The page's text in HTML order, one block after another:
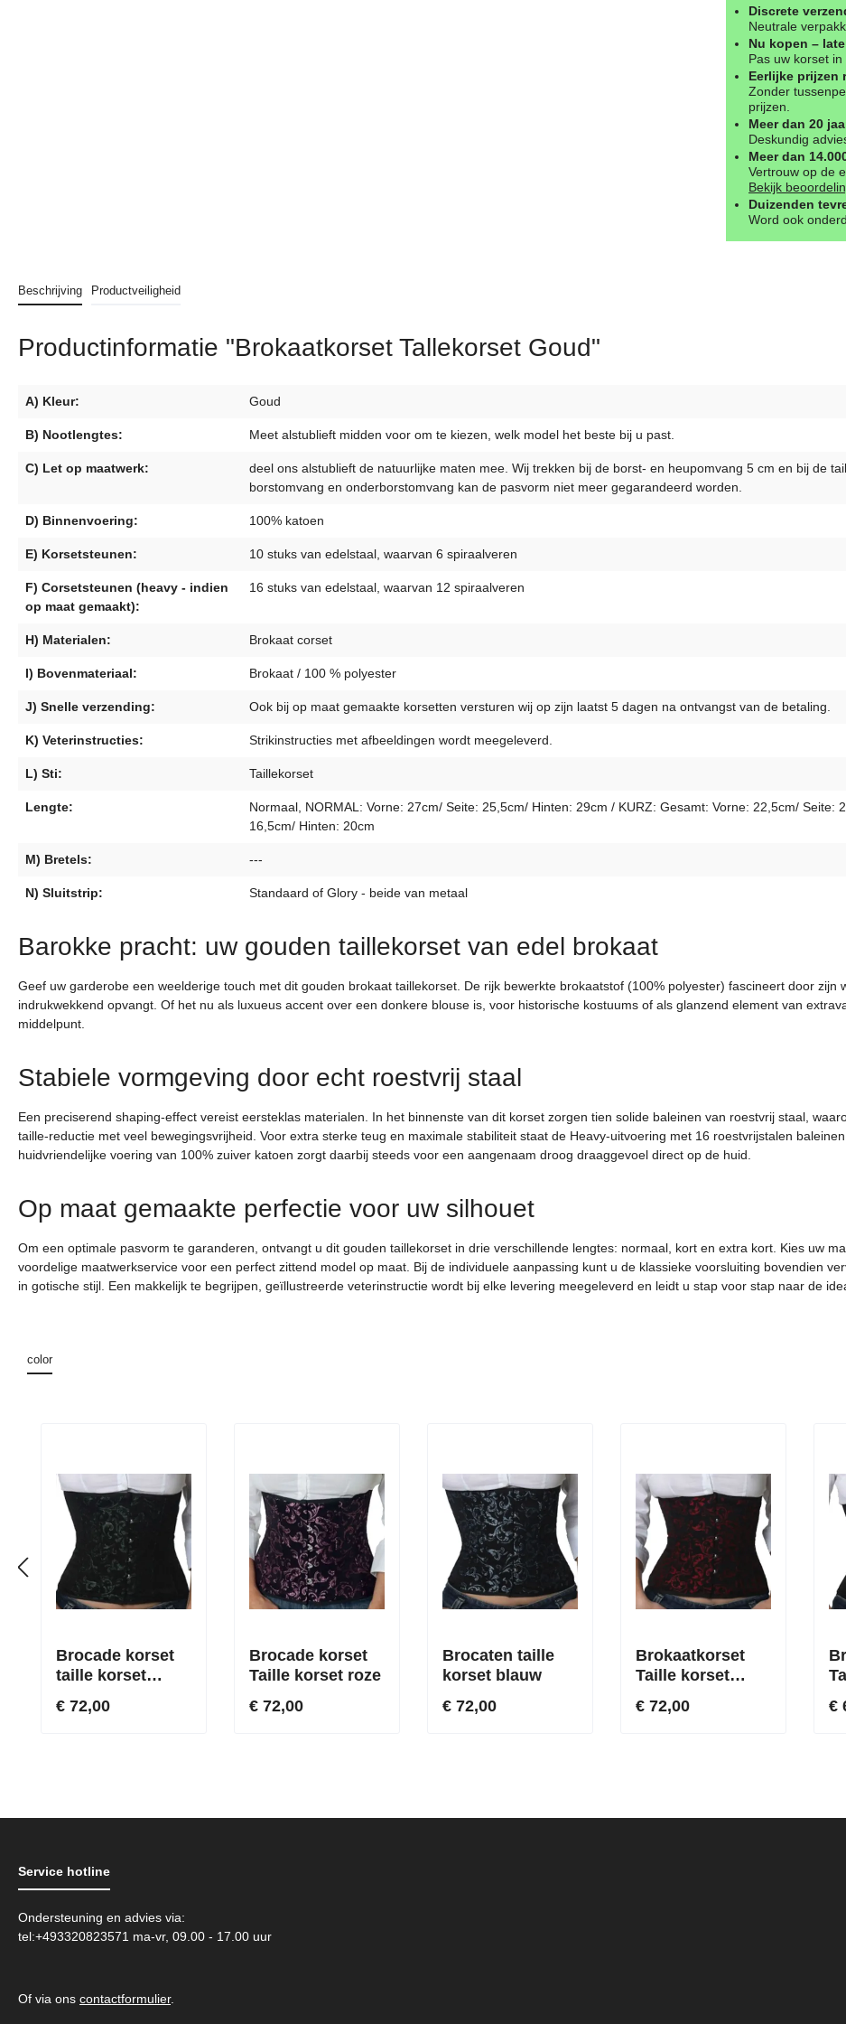
Discrete
Neutrale
Nu kopen –
Pas uw korset
Eerlijke prijzen
Zonder
prijzen.
Meer dan 20
Deskundig
Meer dan
Vertrouw op de
Bekijk
Duizenden
Word ook
Beschrijving Productveiligheid
Productinformatie "Brokaatkorset Tallekorset Goud"
A) Kleur: Goud
B) Nootlengtes: Meet alstublieft midden voor om te kiezen, welk model het beste bij u past.
C) Let op maatwerk:
deel ons alstublieft de natuurlijke maten mee. Wij trekken bij de borst- en heupomvang 5 cm en bij de
borstomvang en onderborstomvang kan de pasvorm niet meer gegarandeerd worden.
D) Binnenvoering: 100% katoen
E) Korsetsteunen: 10 stuks van edelstaal, waarvan 6 spiraalveren
F) Corsetsteunen (heavy - indien
op maat gemaakt):
16 stuks van edelstaal, waarvan 12 spiraalveren
H) Materialen: Brokaat corset
I) Bovenmateriaal: Brokaat / 100 % polyester
J) Snelle verzending: Ook bij op maat gemaakte korsetten versturen wij op zijn laatst 5 dagen na ontvangst van de betaling.
K) Veterinstructies: Strikinstructies met afbeeldingen wordt meegeleverd.
L) Sti: Taillekorset
Lengte:
Normaal, NORMAL: Vorne: 27cm/ Seite: 25,5cm/ Hinten: 29cm / KURZ: Gesamt: Vorne: 22,5cm/ Seite:
16,5cm/ Hinten: 20cm
M) Bretels: ---
N) Sluitstrip: Standaard of Glory - beide van metaal
Barokke pracht: uw gouden taillekorset van edel brokaat
Geef uw garderobe een weelderige touch met dit gouden brokaat taillekorset. De rijk bewerkte brokaatstof (100% polyester) fascineert door zijn
indrukwekkend opvangt. Of het nu als luxueus accent over een donkere blouse is, voor historische kostuums of als glanzend element van
middelpunt.
Stabiele vormgeving door echt roestvrij staal
Een preciserend shaping-effect vereist eersteklas materialen. In het binnenste van dit korset zorgen tien solide baleinen van roestvrij staal,
taille-reductie met veel bewegingsvrijheid. Voor extra sterke teug en maximale stabiliteit staat de Heavy-uitvoering met 16 roestvrijstalen
huidvriendelijke voering van 100% zuiver katoen zorgt daarbij steeds voor een aangenaam droog draaggevoel direct op de huid.
Op maat gemaakte perfectie voor uw silhouet
Om een optimale pasvorm te garanderen, ontvangt u dit gouden taillekorset in drie verschillende lengtes: normaal, kort en extra kort. Kies uw
voordelige maatwerkservice voor een perfect zittend model op maat. Bij de individuele aanpassing kunt u de klassieke voorsluiting bovendien
in gotische stijl. Een makkelijk te begrijpen, geïllustreerde veterinstructie wordt bij elke levering meegeleverd en leidt u stap voor stap naar de
color
Brocade korset
taille korset
€ 72,00
Brocade korset
Taille korset roze
€ 72,00
Brocaten taille
korset blauw
€ 72,00
Brokaatkorset
Taille korset
€ 72,00 €
Service hotline
Ondersteuning en advies via:
tel:+493320823571 ma-vr, 09.00 - 17.00 uur
Of via ons contactformulier.